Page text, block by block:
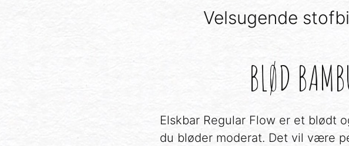
Velsugende
BLØD
Elskbar Regular Flow er et blødt
du bløder moderat. Det vil være